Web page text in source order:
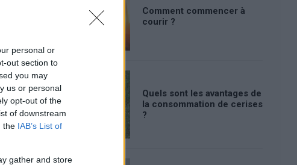
personal or
out section to
you may
us or personal
opt-out of the
of downstream
the IAB’s List of
gather and store
Comment commencer à
courir ?
Quels sont les avantages de
la consommation de cerises
?